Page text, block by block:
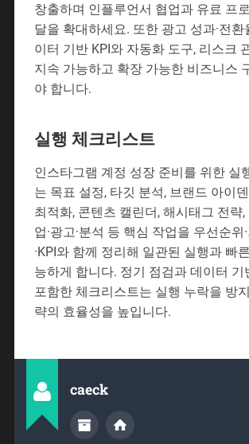
창출하며 인플루언서 협업과 유료 프
달을 확대하세요. 또한 광고 성과·전환
이터 기반 KPI와 자동화 도구, 리스크
지속 가능하고 확장 가능한 비즈니스
야 합니다.
실행 체크리스트
인스타그램 계정 성장 준비를 위한 실
는 목표 설정, 타깃 분석, 브랜드 아이
최적화, 콘텐츠 캘린더, 해시태그 전략,
업·광고·분석 등 핵심 작업을 우선순위
·KPI와 함께 정리해 일관된 실행과 빠
능하게 합니다. 정기 점검과 데이터 기
포함한 체크리스트는 실행 누락을 방
략의 효율성을 높입니다.
caeck